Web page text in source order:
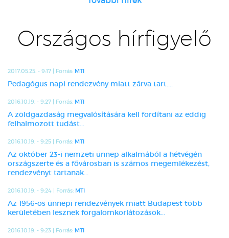
Országos hírfigyelő
2017.05.25. - 9:17 | Forrás: MTI
Pedagógus napi rendezvény miatt zárva tart....
2016.10.19. - 9:27 | Forrás: MTI
A zöldgazdaság megvalósítására kell fordítani az eddig
felhalmozott tudást...
2016.10.19. - 9:25 | Forrás: MTI
Az október 23-i nemzeti ünnep alkalmából a hétvégén
országszerte és a fővárosban is számos megemlékezést,
rendezvényt tartanak...
2016.10.19. - 9:24 | Forrás: MTI
Az 1956-os ünnepi rendezvények miatt Budapest több
kerületében lesznek forgalomkorlátozások...
2016.10.19. - 9:23 | Forrás: MTI